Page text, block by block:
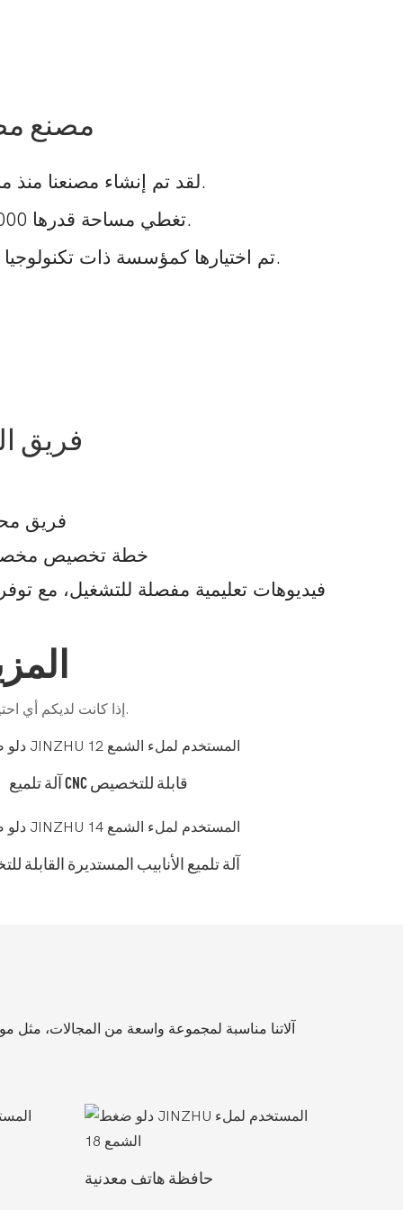
مصنع
لقد تم إنشاء مصنعنا منذ ما يقرب من 20 عامًا.
تغطي مساحة قدرها 10000 متر مربع تقريبًا.
تم اختيارها كمؤسسة ذات تكنولوجيا عالية في قوانغدونغ.
فريق
فريق
خطة تخصيص
فيديوهات تعليمية مفصلة للتشغيل، مع
إذا كانت لديكم أي احتياجات لتلميع المنتجات المعدنية، فلا تترددوا في التواصل معنا. سنقدم لكم خدمةً فائقة الصدق.
آلة تلميع CNC قابلة للتخصيص
آلة تلميع الأنابيب المستديرة القابلة
آلاتنا مناسبة لمجموعة واسعة من المجالات، مثل
حافظة هاتف معدنية